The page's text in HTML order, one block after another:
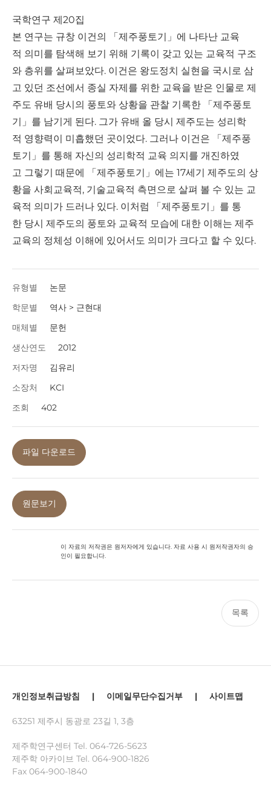
국학연구 제20집
본 연구는 규창 이건의 「제주풍토기」에 나타난 교육
적 의미를 탐색해 보기 위해 기록이 갖고 있는 교육적 구조
와 층위를 살펴보았다. 이건은 왕도정치 실현을 국시로 삼
고 있던 조선에서 종실 자제를 위한 교육을 받은 인물로 제
주도 유배 당시의 풍토와 상황을 관찰 기록한 「제주풍토
기」를 남기게 된다. 그가 유배 올 당시 제주도는 성리학
적 영향력이 미흡했던 곳이었다. 그러나 이건은 「제주풍
토기」를 통해 자신의 성리학적 교육 의지를 개진하였
고 그렇기 때문에 「제주풍토기」에는 17세기 제주도의 상
황을 사회교육적, 기술교육적 측면으로 살펴 볼 수 있는 교
육적 의미가 드러나 있다. 이처럼 「제주풍토기」를 통
한 당시 제주도의 풍토와 교육적 모습에 대한 이해는 제주
교육의 정체성 이해에 있어서도 의미가 크다고 할 수 있다.
유형별
논문
학문별
역사 > 근현대
매체별
문헌
생산연도
2012
저자명
김유리
소장처
KCI
조회
402
파일 다운로드
원문보기
이 자료의 저작권은 원저자에게 있습니다. 자료 사용 시 원저작권자의 승
인이 필요합니다.
목록
개인정보취급방침 | 이메일무단수집거부 | 사이트맵
63251 제주시 동광로 23길 1, 3층
제주학연구센터 Tel. 064-726-5623
제주학 아카이브 Tel. 064-900-1826
Fax 064-900-1840